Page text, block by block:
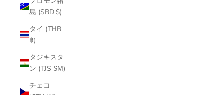
島 (SBD $)
タイ (THB
฿)
タジキスタ
ン (TJS ЅМ)
チェコ